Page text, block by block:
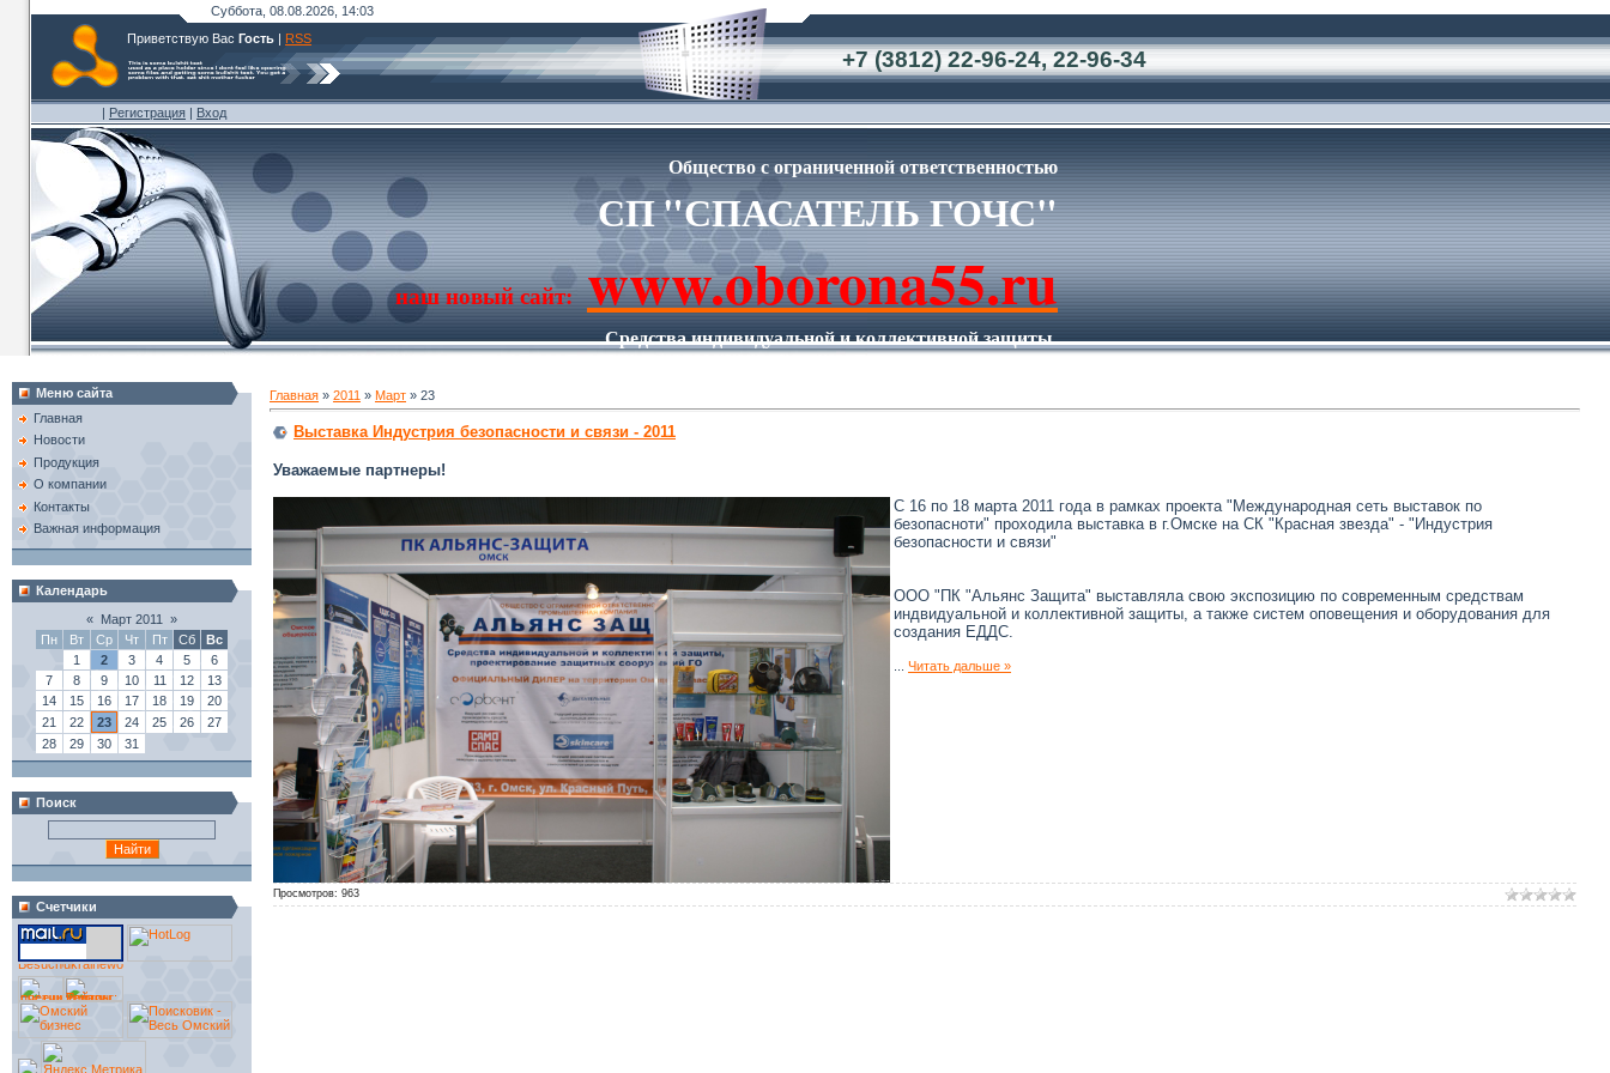
Суббота, 08.08.2026, 14:03
Приветствую Вас Гость | RSS
+7 (3812) 22-96-24, 22-96-34
| Регистрация | Вход
Общество с ограниченной ответственностью
СП"СПАСАТЕЛЬ ГОЧС"
наш новый сайт: www.oborona55.ru
Средства индивидуальной и коллективной защиты.
Меню сайта
Главная
Новости
Продукция
О компании
Контакты
Важная информация
Календарь
« Март 2011
»
Пн
Вт Ср Чт Пт Сб
Вс
1
2 3 4 5
6
7
8 9 10 11 12
13
14
15 16 17 18 19
20
21
22 23 24 25 26
27
28
29 30 31
Поиск
Счетчики
Главная » 2011 » Март » 23
Выставка Индустрия безопасности и связи - 2011
Уважаемые партнеры!
С 16 по 18 марта 2011 года в рамках проекта "Международная сеть выставок по
безопасноти" проходила выставка в г.Омске на СК "Красная звезда" - "Индустрия
безопасности и связи"
ООО "ПК "Альянс Защита" выставляла свою экспозицию по современным средствам
индвидуальной и коллективной защиты, а также систем оповещения и оборудования для
создания ЕДДС.
Читать дальше »
Просмотров: 963